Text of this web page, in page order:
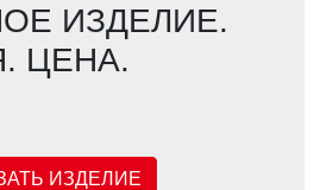
ИЗДЕЛИЕ.
ЦЕНА.
ИЗДЕЛИЕ